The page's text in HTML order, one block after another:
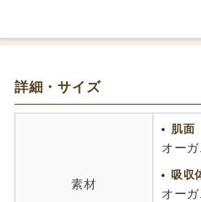
おすすめレベル：
あたたかく、漏れる心配無
月経1日目、2日目の時に使っ
かなりの量の経血を吸収しま
お腹が以前よりはあたたかく
干す時も、上下の布の空間が
詳細・サイズ
素材
肌面
オー
吸収
オー